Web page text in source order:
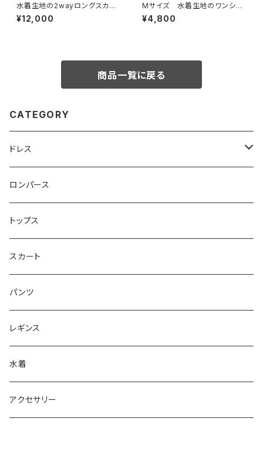
水着生地の2wayロングスカー
ト ワンピース
¥12,000
Mサイズ 水着生地のワンショ
ルダートップス
¥4,800
商品一覧に戻る
CATEGORY
ドレス
ベアトップ型ドレス （カップ付）
ワンショルダー型ドレス （カップ付）
ショルダ型ドレス（カップ付）
ポンチョ型ドレス(カップ付)
ロンパース
トップス
スカート
パンツ
レギンス
水着
アクセサリー